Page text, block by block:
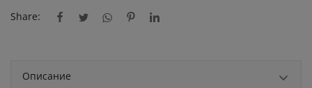
Share:
Описание